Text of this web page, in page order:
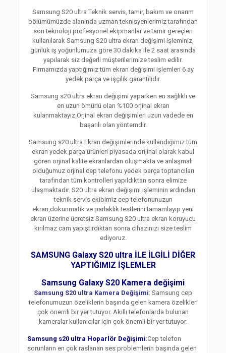
Samsung S20 ultra Teknik servis, tamir, bakım ve onarım
bölümümüzde alanında uzman teknisyenlerimiz tarafından
son teknoloji profesyonel ekipmanlar ve tamir gereçleri
kullanılarak Samsung S20 ultra ekran değişimi işleminiz,
günlük iş yoğunlumuza göre 30 dakika ile 2 saat arasında
yapılarak siz değerli müşterilerimize teslim edilir.
Firmamızda yaptığımız tüm ekran değişimi işlemleri 6 ay
yedek parça ve işçilik garantilidir.
Samsung s20 ultra ekran değişimi yaparken en sağlıklı ve
en uzun ömürlü olan %100 orjinal ekran
kulanmaktayız.Orjinal ekran değişimleri uzun vadede en
başarılı olan yöntemdir.
Samsung s20 ultra Ekran değişimlerinde kullandığımız tüm
ekran yedek parça ürünleri piyasada orijinal olarak kabul
gören orjinal kalite ekranlardan oluşmakta ve anlaşmalı
olduğumuz orjinal cep telefonu yedek parça toptancıları
tarafından tüm kontrolleri yapıldıktan sonra elimize
ulaşmaktadır. S20 ultra ekran değişimi işleminin ardından
teknik servis ekibimiz cep telefonunuzun
ekran,dokunmatik ve parlaklık testlerini tamamlayıp yeni
ekran üzerine ücretsiz Samsung S20 ultra ekran koruyucu
kırılmaz cam yapıştırdıktan sonra cihazınızı size teslim
ediyoruz.
SAMSUNG Galaxy S20 ultra İLE İLGİLİ DİĞER
YAPTIĞIMIZ İŞLEMLER
Samsung Galaxy S20 Kamera değişimi
Samsung S20 ultra Kamera Değişimi: Samsung cep
telefonumuzun özeliklerin başında gelen kamera özelikleri
çok önemli bir yer tutuyor. Akıllı telefonlarda bulunan
kameralar kullanıcılar için çok önemli bir yer tutuyor.
Samsung s20 ultra Hoparlör Değişimi:Cep telefon
sorunların en çok raslanan ses problemlerin başında gelen